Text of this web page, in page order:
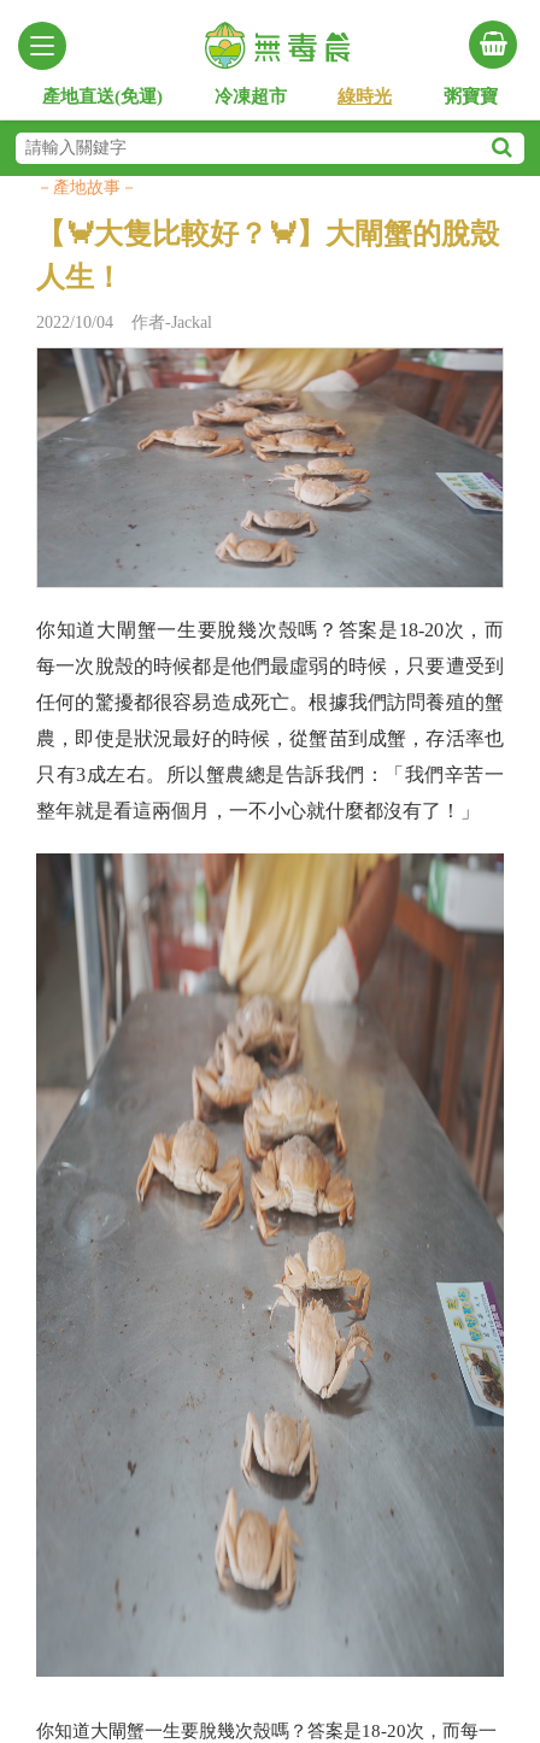
產地直送(免運) 冷凍超市 綠時光 粥寶寶
－產地故事－
【🦀大隻比較好？🦀】大閘蟹的脫殼
人生！
2022/10/04 作者-Jackal
你知道大閘蟹一生要脫幾次殼嗎？答案是18-20次，而
每一次脫殼的時候都是他們最虛弱的時候，只要遭受到
任何的驚擾都很容易造成死亡。根據我們訪問養殖的蟹
農，即使是狀況最好的時候，從蟹苗到成蟹，存活率也
只有3成左右。所以蟹農總是告訴我們：「我們辛苦一
整年就是看這兩個月，一不小心就什麼都沒有了！」
你知道大閘蟹一生要脫幾次殼嗎？答案是18-20次，而每一